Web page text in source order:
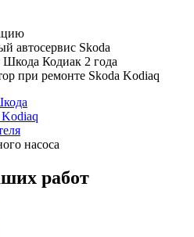
автосервис Skoda
Шкода Кодиак 2 года
при ремонте Skoda Kodiaq
насоса
работ